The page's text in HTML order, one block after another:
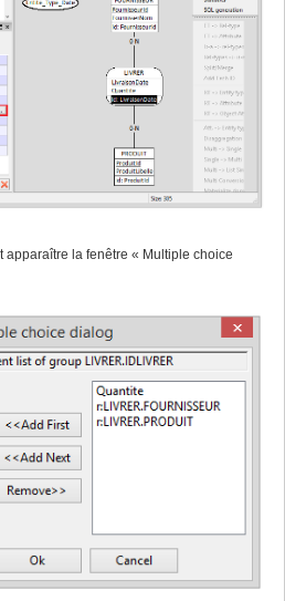
apparaître la fenêtre « Multiple choice